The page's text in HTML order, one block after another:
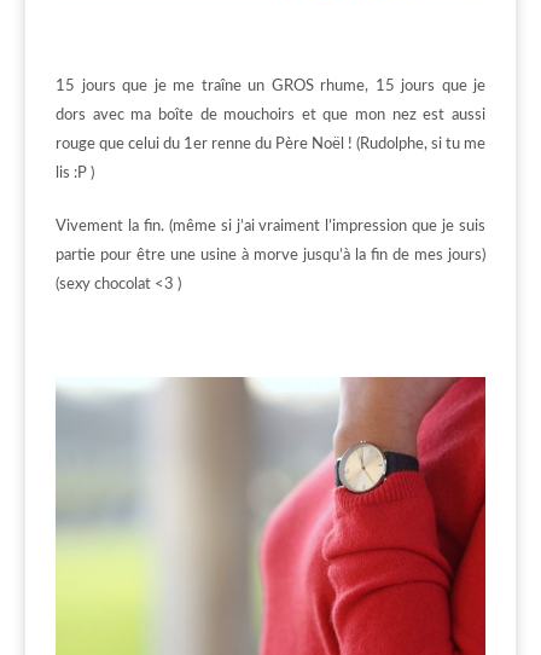
15 jours que je me traîne un GROS rhume, 15 jours que je
dors avec ma boîte de mouchoirs et que mon nez est aussi
rouge que celui du 1er renne du Père Noël ! (Rudolphe, si tu me
lis :P )
Vivement la fin. (même si j’ai vraiment l’impression que je suis
partie pour être une usine à morve jusqu’à la fin de mes jours)
(sexy chocolat <3 )